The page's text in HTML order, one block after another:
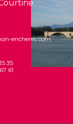
encheres.com
35
61